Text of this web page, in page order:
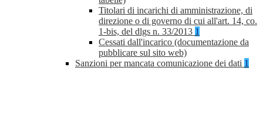
Titolari di incarichi di amministrazione, di
direzione o di governo di cui all'art. 14, co.
1-bis, del dlgs n. 33/2013 1
Cessati dall'incarico (documentazione da
pubblicare sul sito web)
Sanzioni per mancata comunicazione dei dati 1